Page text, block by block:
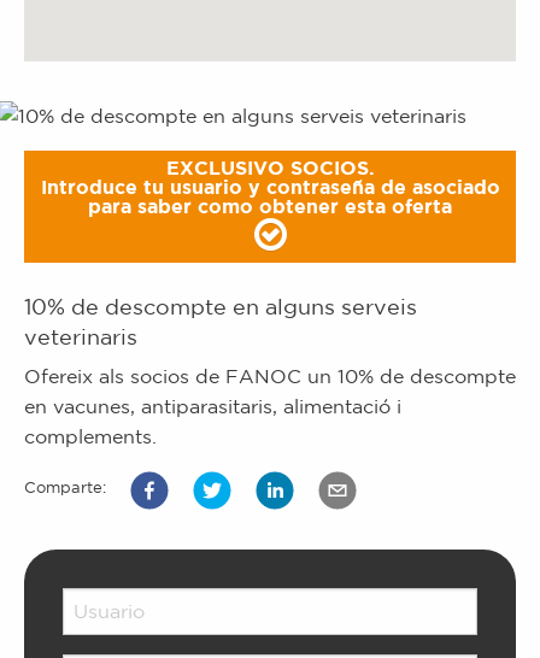
EXCLUSIVO SOCIOS.
Introduce tu usuario y contraseña de asociado
para saber como obtener esta oferta
10% de descompte en alguns serveis
veterinaris
Ofereix als socios de FANOC un 10% de descompte
en vacunes, antiparasitaris, alimentació i
complements.
Comparte: